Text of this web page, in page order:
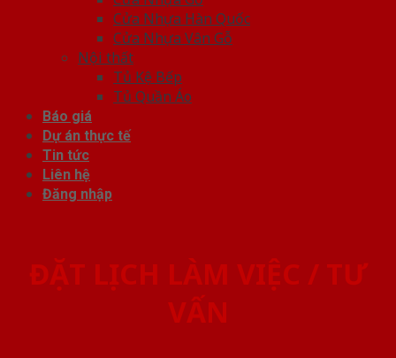
Cửa Nhựa Hàn Quốc
Cửa Nhựa Vân Gỗ
Nội thất
Tủ Kệ Bếp
Tủ Quần Áo
Báo giá
Dự án thực tế
Tin tức
Liên hệ
Đăng nhập
ĐẶT LỊCH LÀM VIỆC / TƯ
VẤN